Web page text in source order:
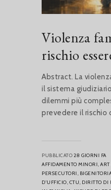
Violenza
rischio
Abstract. La
il sistema
dilemmi più
prevedere il rischio
PUBBLICATO 28 GIORNI FA
AFFIDAMENTO MINORI, ART
PERSECUTORI,
D'UFFICIO, CTU, DIRITTO DI